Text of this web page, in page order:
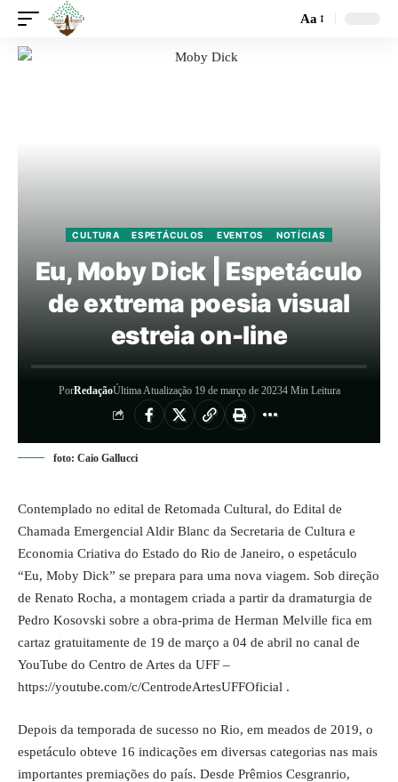
Aa
CULTURA ESPETÁCULOS EVENTOS NOTÍCIAS
Eu, Moby Dick | Espetáculo
de extrema poesia visual
estreia on-line
PorRedaçãoÚltima Atualização 19 de março de 20234 Min Leitura
foto: Caio Gallucci
Contemplado no edital de Retomada Cultural, do Edital de
Chamada Emergencial Aldir Blanc da Secretaria de Cultura e
Economia Criativa do Estado do Rio de Janeiro, o espetáculo
“Eu, Moby Dick” se prepara para uma nova viagem. Sob direção
de Renato Rocha, a montagem criada a partir da dramaturgia de
Pedro Kosovski sobre a obra-prima de Herman Melville fica em
cartaz gratuitamente de 19 de março a 04 de abril no canal de
YouTube do Centro de Artes da UFF –
https://youtube.com/c/CentrodeArtesUFFOficial .
Depois da temporada de sucesso no Rio, em meados de 2019, o
espetáculo obteve 16 indicações em diversas categorias nas mais
importantes premiações do país. Desde Prêmios Cesgranrio,